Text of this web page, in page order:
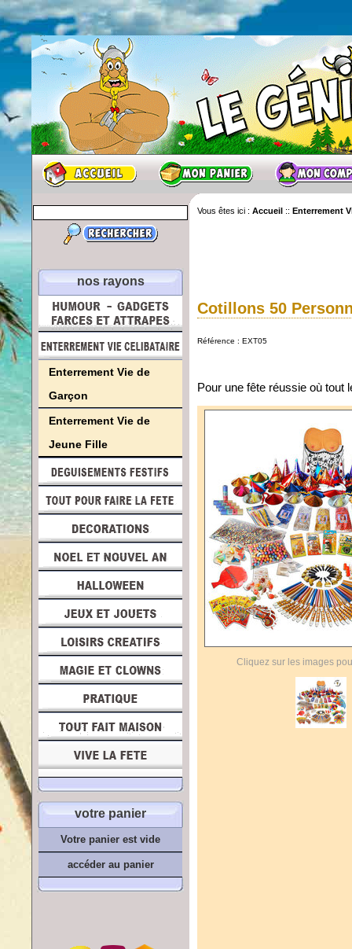
nos rayons
Enterrement Vie de
Garçon
Enterrement Vie de
Jeune Fille
votre panier
Votre panier est vide
accéder au panier
Vous êtes ici : Accueil :: Enterrement
Cotillons 50
Référence : EXT05
Pour une fête réussie où tout
Cliquez sur les images